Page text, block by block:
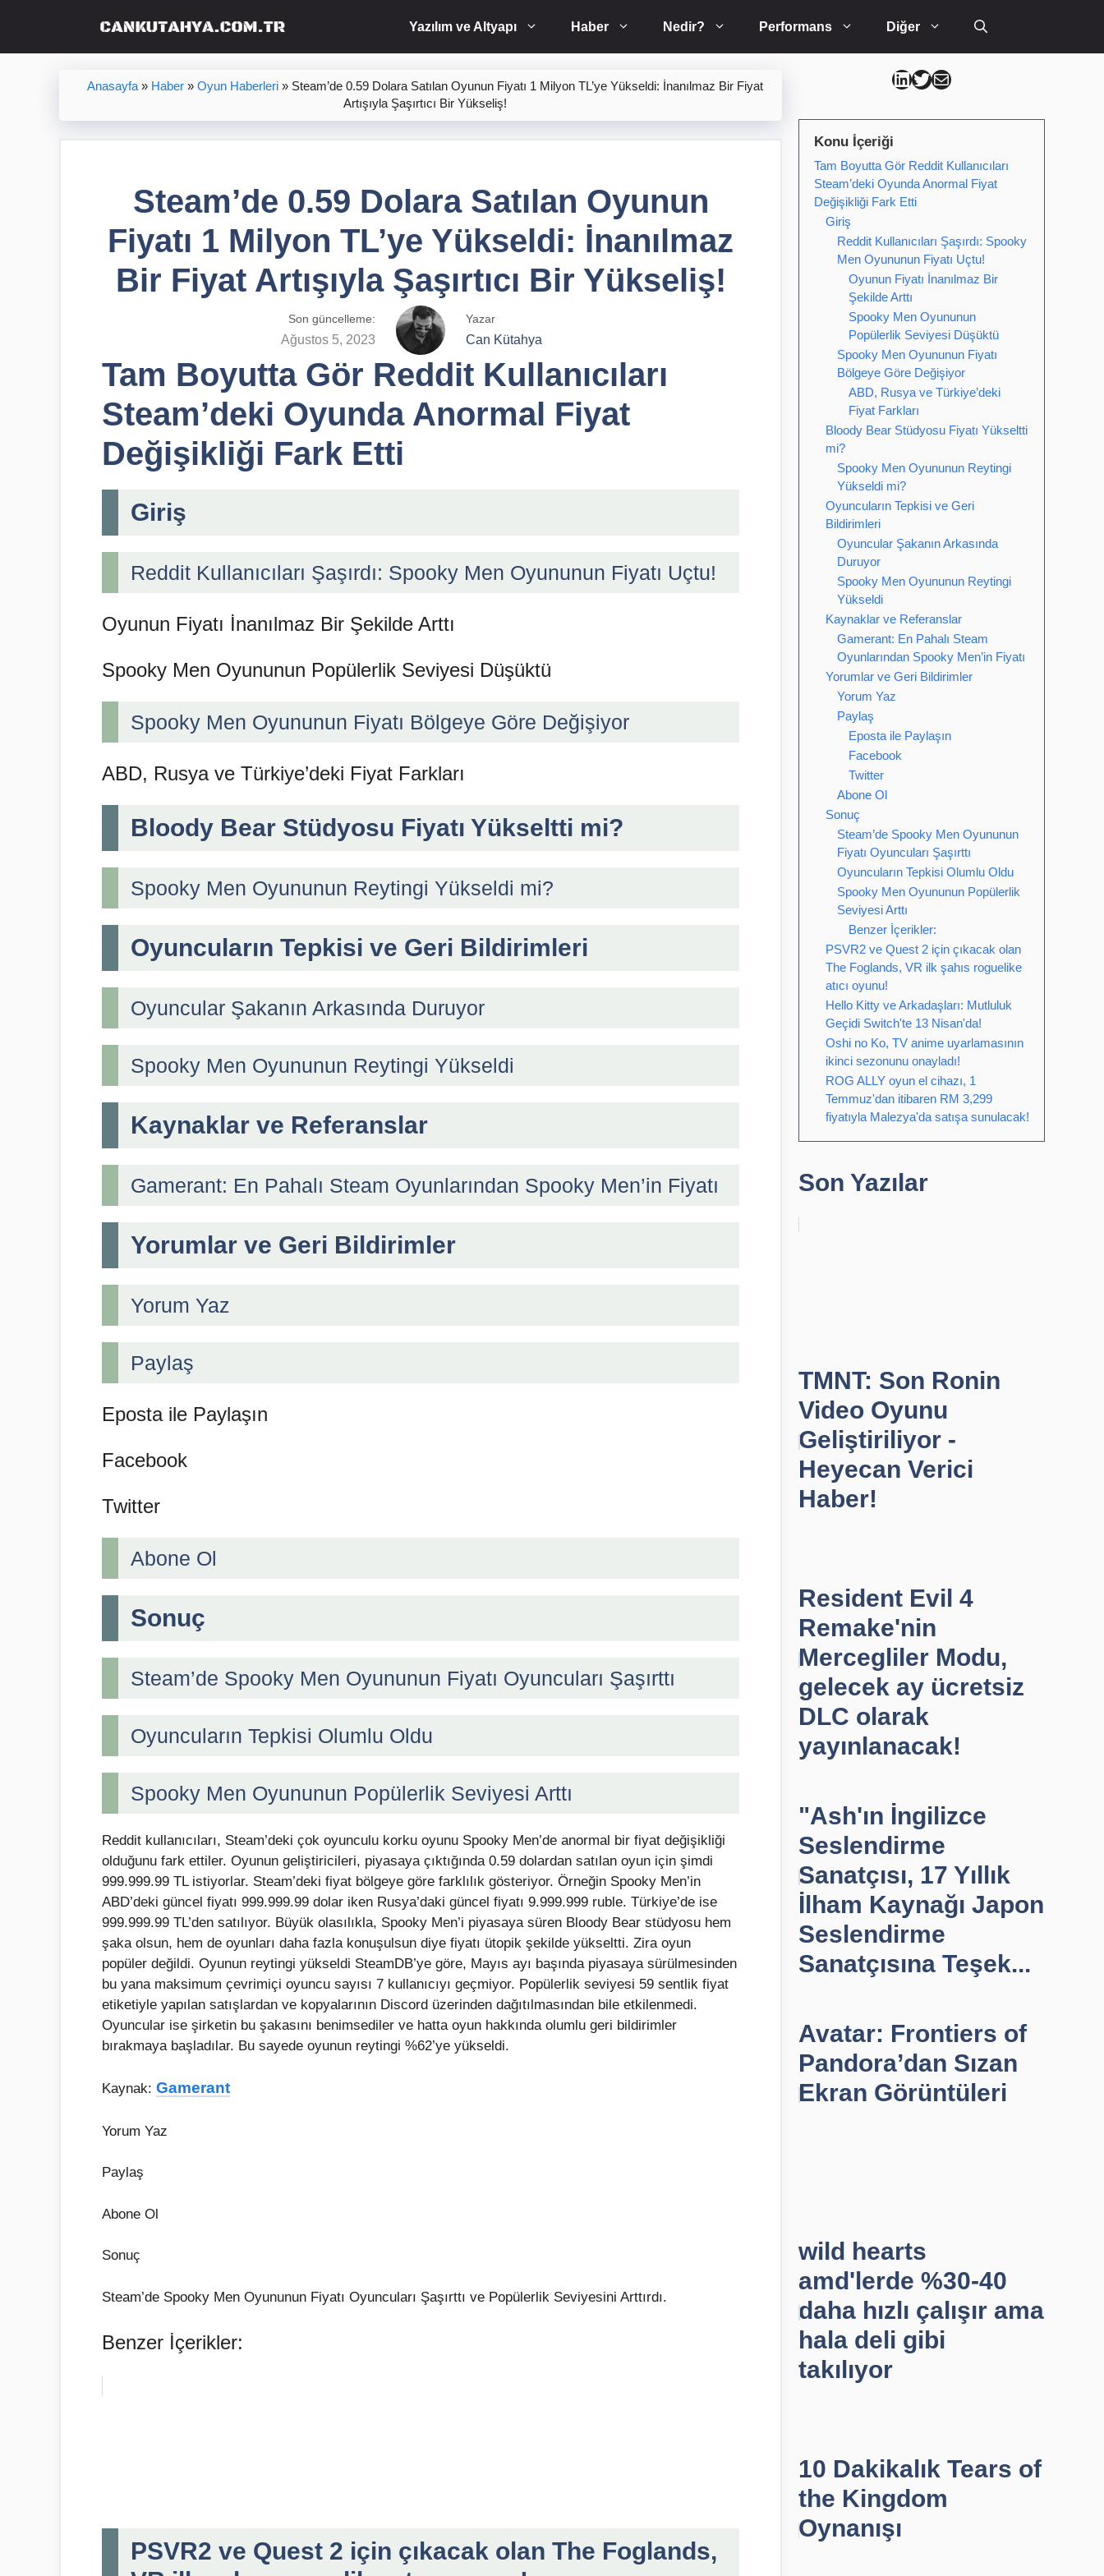
Yazılım ve Altyapı Haber Nedir? Performans Diğer
Anasayfa» Haber» Oyun Haberleri» Steam’de 0.59 Dolara Satılan Oyunun Fiyatı 1 Milyon TL’ye Yükseldi: İnanılmaz Bir Fiyat
Artışıyla Şaşırtıcı Bir Yükseliş!
Steam’de 0.59 Dolara Satılan Oyunun
Fiyatı 1 Milyon TL’ye Yükseldi: İnanılmaz
Bir Fiyat Artışıyla Şaşırtıcı Bir Yükseliş!
Son güncelleme:
Ağustos 5, 2023
Yazar
Can Kütahya
Tam Boyutta Gör Reddit Kullanıcıları
Steam’deki Oyunda Anormal Fiyat
Değişikliği Fark Etti
Giriş
Reddit Kullanıcıları Şaşırdı: Spooky Men Oyununun Fiyatı Uçtu!
Oyunun Fiyatı İnanılmaz Bir Şekilde Arttı
Spooky Men Oyununun Popülerlik Seviyesi Düşüktü
Spooky Men Oyununun Fiyatı Bölgeye Göre Değişiyor
ABD, Rusya ve Türkiye’deki Fiyat Farkları
Bloody Bear Stüdyosu Fiyatı Yükseltti mi?
Spooky Men Oyununun Reytingi Yükseldi mi?
Oyuncuların Tepkisi ve Geri Bildirimleri
Oyuncular Şakanın Arkasında Duruyor
Spooky Men Oyununun Reytingi Yükseldi
Kaynaklar ve Referanslar
Gamerant: En Pahalı Steam Oyunlarından Spooky Men’in Fiyatı
Yorumlar ve Geri Bildirimler
Yorum Yaz
Paylaş
Eposta ile Paylaşın
Facebook
Twitter
Abone Ol
Sonuç
Steam’de Spooky Men Oyununun Fiyatı Oyuncuları Şaşırttı
Oyuncuların Tepkisi Olumlu Oldu
Spooky Men Oyununun Popülerlik Seviyesi Arttı
Reddit kullanıcıları, Steam’deki çok oyunculu korku oyunu Spooky Men’de anormal bir fiyat değişikliği
olduğunu fark ettiler. Oyunun geliştiricileri, piyasaya çıktığında 0.59 dolardan satılan oyun için şimdi
999.999.99 TL istiyorlar. Steam’deki fiyat bölgeye göre farklılık gösteriyor. Örneğin Spooky Men’in
ABD’deki güncel fiyatı 999.999.99 dolar iken Rusya’daki güncel fiyatı 9.999.999 ruble. Türkiye’de ise
999.999.99 TL’den satılıyor. Büyük olasılıkla, Spooky Men’i piyasaya süren Bloody Bear stüdyosu hem
şaka olsun, hem de oyunları daha fazla konuşulsun diye fiyatı ütopik şekilde yükseltti. Zira oyun
popüler değildi. Oyunun reytingi yükseldi SteamDB’ye göre, Mayıs ayı başında piyasaya sürülmesinden
bu yana maksimum çevrimiçi oyuncu sayısı 7 kullanıcıyı geçmiyor. Popülerlik seviyesi 59 sentlik fiyat
etiketiyle yapılan satışlardan ve kopyalarının Discord üzerinden dağıtılmasından bile etkilenmedi.
Oyuncular ise şirketin bu şakasını benimsediler ve hatta oyun hakkında olumlu geri bildirimler
bırakmaya başladılar. Bu sayede oyunun reytingi %62’ye yükseldi.
Kaynak: Gamerant
Yorum Yaz
Paylaş
Abone Ol
Sonuç
Steam’de Spooky Men Oyununun Fiyatı Oyuncuları Şaşırttı ve Popülerlik Seviyesini Arttırdı.
Benzer İçerikler:
PSVR2 ve Quest 2 için çıkacak olan The Foglands,
Can Kütahya Linkedin
Can Kütahya Twitter
Can Kütahya Mail
Konu İçeriği
Tam Boyutta Gör Reddit Kullanıcıları
Steam’deki Oyunda Anormal Fiyat
Değişikliği Fark Etti
Giriş
Reddit Kullanıcıları Şaşırdı: Spooky
Men Oyununun Fiyatı Uçtu!
Oyunun Fiyatı İnanılmaz Bir
Şekilde Arttı
Spooky Men Oyununun
Popülerlik Seviyesi Düşüktü
Spooky Men Oyununun Fiyatı
Bölgeye Göre Değişiyor
ABD, Rusya ve Türkiye’deki
Fiyat Farkları
Bloody Bear Stüdyosu Fiyatı Yükseltti
mi?
Spooky Men Oyununun Reytingi
Yükseldi mi?
Oyuncuların Tepkisi ve Geri
Bildirimleri
Oyuncular Şakanın Arkasında
Duruyor
Spooky Men Oyununun Reytingi
Yükseldi
Kaynaklar ve Referanslar
Gamerant: En Pahalı Steam
Oyunlarından Spooky Men’in Fiyatı
Yorumlar ve Geri Bildirimler
Yorum Yaz
Paylaş
Eposta ile Paylaşın
Facebook
Twitter
Abone Ol
Sonuç
Steam’de Spooky Men Oyununun
Fiyatı Oyuncuları Şaşırttı
Oyuncuların Tepkisi Olumlu Oldu
Spooky Men Oyununun Popülerlik
Seviyesi Arttı
Benzer İçerikler:
PSVR2 ve Quest 2 için çıkacak olan
The Foglands, VR ilk şahıs roguelike
atıcı oyunu!
Hello Kitty ve Arkadaşları: Mutluluk
Geçidi Switch'te 13 Nisan'da!
Oshi no Ko, TV anime uyarlamasının
ikinci sezonunu onayladı!
ROG ALLY oyun el cihazı, 1
Temmuz'dan itibaren RM 3,299
fiyatıyla Malezya'da satışa sunulacak!
Son Yazılar
TMNT: Son Ronin
Video Oyunu
Geliştiriliyor -
Heyecan Verici
Haber!
Resident Evil 4
Remake'nin
Mercegliler Modu,
gelecek ay ücretsiz
DLC olarak
yayınlanacak!
"Ash'ın İngilizce
Seslendirme
Sanatçısı, 17 Yıllık
İlham Kaynağı Japon
Seslendirme
Sanatçısına Teşek...
Avatar: Frontiers of
Pandora’dan Sızan
Ekran Görüntüleri
wild hearts
amd'lerde %30-40
daha hızlı çalışır ama
hala deli gibi
takılıyor
10 Dakikalık Tears of
the Kingdom
Oynanışı